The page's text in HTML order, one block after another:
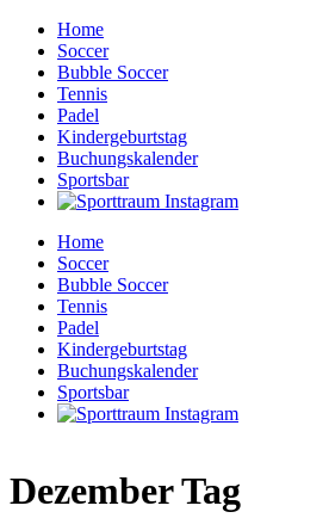
Home
Soccer
Bubble Soccer
Tennis
Padel
Kindergeburtstag
Buchungskalender
Sportsbar
Home
Soccer
Bubble Soccer
Tennis
Padel
Kindergeburtstag
Buchungskalender
Sportsbar
Dezember Tag